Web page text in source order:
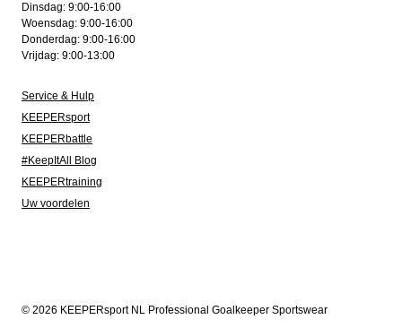
Dinsdag: 9:00-16:00
Woensdag: 9:00-16:00
Donderdag: 9:00-16:00
Vrijdag: 9:00-13:00
Service & Hulp
KEEPERsport
KEEPERbattle
#KeepItAll Blog
KEEPERtraining
Uw voordelen
© 2026 KEEPERsport NL Professional Goalkeeper Sportswear